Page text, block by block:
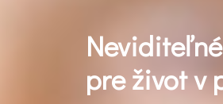
pre život v